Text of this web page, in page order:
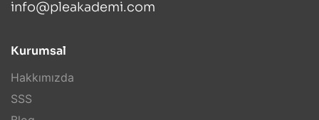
info@pleakademi.com
Kurumsal
Hakkımızda
SSS